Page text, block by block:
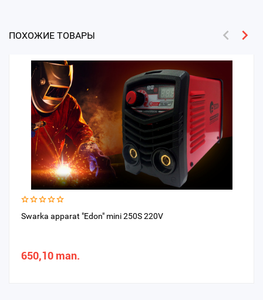
ПОХОЖИЕ ТОВАРЫ
Swarka apparat "Edon" mini 250S 220V
650,10 man.